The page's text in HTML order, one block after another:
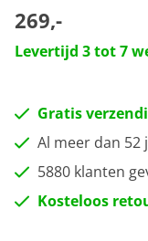
269,-
Levertijd 3 tot 7
Gratis
Al meer dan 52
5880 klanten
Kosteloos